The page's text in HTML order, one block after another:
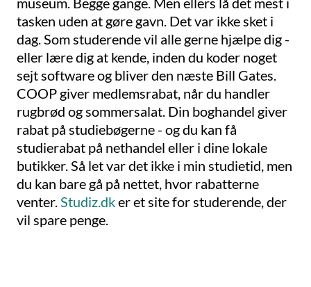
tasken uden at gøre gavn. Det var ikke sket i
dag. Som studerende vil alle gerne hjælpe dig -
eller lære dig at kende, inden du koder noget
sejt software og bliver den næste Bill Gates.
COOP giver medlemsrabat, når du handler
rugbrød og sommersalat. Din boghandel giver
rabat på studiebøgerne - og du kan få
studierabat på nethandel eller i dine lokale
butikker. Så let var det ikke i min studietid, men
du kan bare gå på nettet, hvor rabatterne
venter. Studiz.dker et site for studerende, der
vil spare penge.